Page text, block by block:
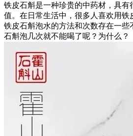
铁皮石斛是一种珍贵的中药材，具有
值。在日常生活中，很多人喜欢用铁
铁皮石斛泡水的方法和次数存在一些
石斛泡几次就不能喝了呢？为什么？